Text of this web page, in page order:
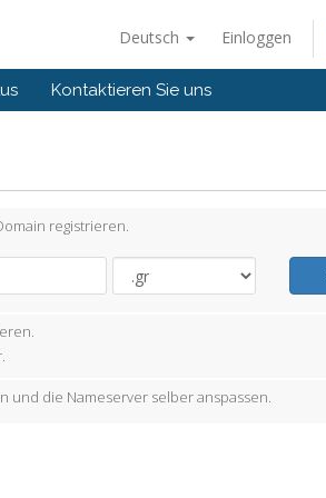
Deutsch Einloggen
Kontaktieren Sie uns
registrieren.
und die Nameserver selber anspassen.